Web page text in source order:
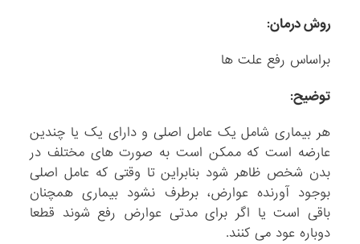
روش درمان:
براساس رفع علت ها
توضیح:
هر بیماری شامل یک عامل اصلی و دارای یک یا چندین
عارضه است که ممکن است به صورت های مختلف در
بدن شخص ظاهر شود بنابراین تا وقتی که عامل اصلی
بوجود آورنده عوارض، برطرف نشود بیماری همچنان
باقی است یا اگر برای مدتی عوارض رفع شوند قطعا
دوباره عود می کنند.